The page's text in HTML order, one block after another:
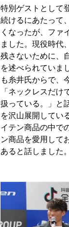
特別ゲストとして
続けるにあたって
くなったが、ファ
ました。現役時代
残さないために、
を述べられていま
も糸井氏からで、
「ネックレスだ
扱っている。」と
を沢山展開してい
イテン商品の中で
ン商品を愛用して
あると話しました。